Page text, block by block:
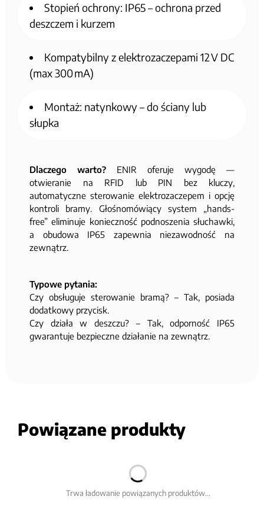
Stopień ochrony: IP65 – ochrona przed
deszczem i kurzem
Kompatybilny z elektrozaczepami 12 V DC
(max 300 mA)
Montaż: natynkowy – do ściany lub
słupka
Dlaczego warto? ENIR oferuje wygodę —
otwieranie na RFID lub PIN bez kluczy,
automatyczne sterowanie elektrozaczepem i opcję
kontroli bramy. Głośnomówiący system „hands-
free” eliminuje konieczność podnoszenia słuchawki,
a obudowa IP65 zapewnia niezawodność na
zewnątrz.
Typowe pytania:
Czy obsługuje sterowanie bramą? – Tak, posiada
dodatkowy przycisk.
Czy działa w deszczu? – Tak, odporność IP65
gwarantuje bezpieczne działanie na zewnątrz.
Powiązane produkty
Trwa ładowanie powiązanych produktów...